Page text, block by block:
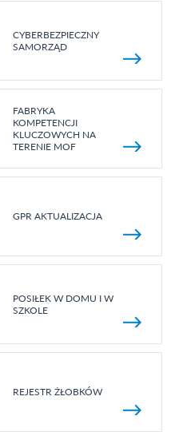
CYBERBEZPIECZNY
SAMORZĄD
FABRYKA
KOMPETENCJI
KLUCZOWYCH NA
TERENIE MOF
GPR AKTUALIZACJA
POSIŁEK W DOMU I W
SZKOLE
REJESTR ŻŁOBKÓW